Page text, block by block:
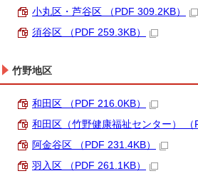
小丸区・芦谷区 （PDF 309.2KB）
須谷区 （PDF 259.3KB）
竹野地区
和田区 （PDF 216.0KB）
和田区（竹野健康福祉センター） （
阿金谷区 （PDF 231.4KB）
羽入区 （PDF 261.1KB）